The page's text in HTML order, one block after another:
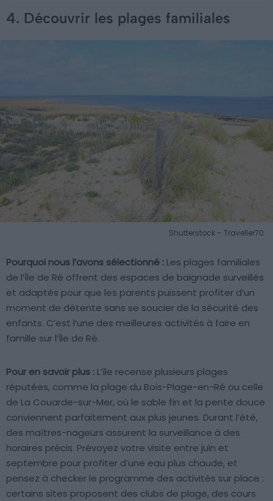
4. Découvrir les plages familiales
Shutterstock – Traveller70
Pourquoi nous l’avons sélectionné : Les plages familiales
de l’Île de Ré offrent des espaces de baignade surveillés
et adaptés pour que les parents puissent profiter d’un
moment de détente sans se soucier de la sécurité des
enfants. C’est l’une des meilleures activités à faire en
famille sur l’Île de Ré.
Pour en savoir plus : L’île recense plusieurs plages
réputées, comme la plage du Bois-Plage-en-Ré ou celle
de La Couarde-sur-Mer, où le sable fin et la pente douce
conviennent parfaitement aux plus jeunes. Durant l’été,
des maîtres-nageurs assurent la surveillance à des
horaires précis. Prévoyez votre visite entre juin et
septembre pour profiter d’une eau plus chaude, et
pensez à checker le programme des activités sur place :
certains sites proposent des clubs de plage, des cours